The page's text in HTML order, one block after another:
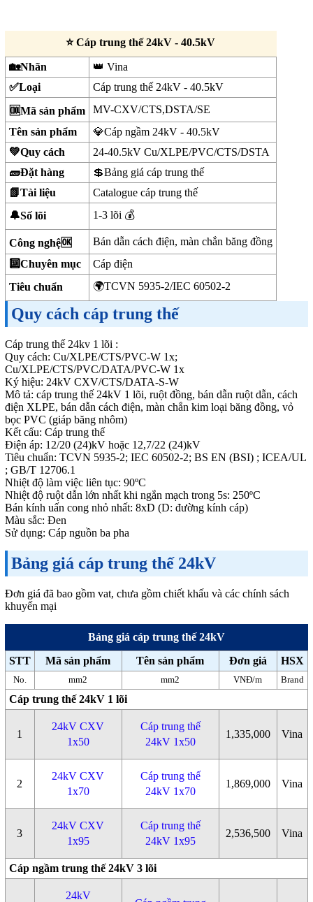
⭐ Cáp trung thế 24kV - 40.5kV
🏡Nhãn
👑 Vina
✅Loại
Cáp trung thế 24kV - 40.5kV
🆒Mã sản phẩm
MV-CXV/CTS,DSTA/SE
Tên sản phẩm
💎Cáp ngầm 24kV - 40.5kV
💚Quy cách
24-40.5kV Cu/XLPE/PVC/CTS/DSTA
🧱Đặt hàng
💲Bảng giá cáp trung thế
📗Tài liệu
Catalogue cáp trung thế
🔔Số lõi
1-3 lõi 💰
Công nghệ🆗
Bán dẫn cách điện, màn chắn băng đồng
🔟Chuyên mục
Cáp điện
Tiêu chuẩn
🌍TCVN 5935-2/IEC 60502-2
Quy cách cáp trung thế
Cáp trung thế 24kv 1 lõi :
Quy cách: Cu/XLPE/CTS/PVC-W 1x;
Cu/XLPE/CTS/PVC/DATA/PVC-W 1x
Ký hiệu: 24kV CXV/CTS/DATA-S-W
Mô tả: cáp trung thế 24kV 1 lõi, ruột đồng, bán dẫn ruột dẫn, cách
điện XLPE, bán dẫn cách điện, màn chắn kim loại băng đồng, vỏ
bọc PVC (giáp băng nhôm)
Kết cấu: Cáp trung thế
Điện áp: 12/20 (24)kV hoặc 12,7/22 (24)kV
Tiêu chuẩn: TCVN 5935-2; IEC 60502-2; BS EN (BSI) ; ICEA/UL
; GB/T 12706.1
Nhiệt độ làm việc liên tục: 90ºC
Nhiệt độ ruột dẫn lớn nhất khi ngắn mạch trong 5s: 250ºC
Bán kính uấn cong nhỏ nhất: 8xD (D: đường kính cáp)
Màu sắc: Đen
Sử dụng: Cáp nguồn ba pha
Bảng giá cáp trung thế 24kV
Đơn giá đã bao gồm vat, chưa gồm chiết khấu và các chính sách
khuyến mại
Bảng giá cáp trung thế 24kV
STT
Mã sản phẩm Tên sản phẩm Đơn giá HSX
No. mm2 mm2 VNĐ/m Brand
Cáp trung thế 24kV 1 lõi
1
24kV CXV
1x50
Cáp trung thế
24kV 1x50
1,335,000 Vina
2
24kV CXV
1x70
Cáp trung thế
24kV 1x70
1,869,000 Vina
3
24kV CXV
1x95
Cáp trung thế
24kV 1x95
2,536,500 Vina
Cáp ngầm trung thế 24kV 3 lõi
24kV